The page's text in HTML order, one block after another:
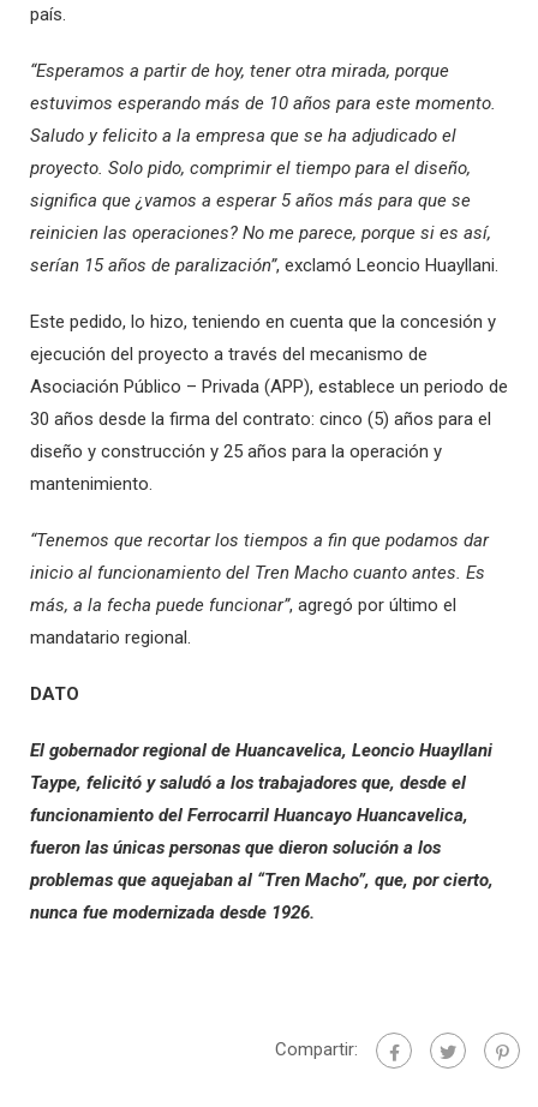
país.
“Esperamos a partir de hoy, tener otra mirada, porque
estuvimos esperando más de 10 años para este momento.
Saludo y felicito a la empresa que se ha adjudicado el
proyecto. Solo pido, comprimir el tiempo para el diseño,
significa que ¿vamos a esperar 5 años más para que se
reinicien las operaciones? No me parece, porque si es así,
serían 15 años de paralización”, exclamó Leoncio Huayllani.
Este pedido, lo hizo, teniendo en cuenta que la concesión y
ejecución del proyecto a través del mecanismo de
Asociación Público – Privada (APP), establece un periodo de
30 años desde la firma del contrato: cinco (5) años para el
diseño y construcción y 25 años para la operación y
mantenimiento.
“Tenemos que recortar los tiempos a fin que podamos dar
inicio al funcionamiento del Tren Macho cuanto antes. Es
más, a la fecha puede funcionar”, agregó por último el
mandatario regional.
DATO
El gobernador regional de Huancavelica, Leoncio Huayllani
Taype, felicitó y saludó a los trabajadores que, desde el
funcionamiento del Ferrocarril Huancayo Huancavelica,
fueron las únicas personas que dieron solución a los
problemas que aquejaban al “Tren Macho”, que, por cierto,
nunca fue modernizada desde 1926.
Compartir: